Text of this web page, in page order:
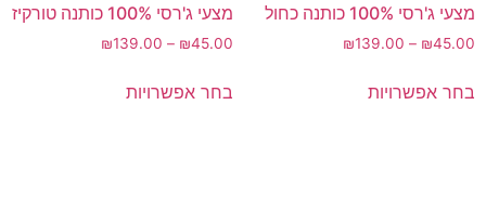
מצעי ג'רסי 100% כותנה כחול
₪45.00
–
₪139.00
בחר אפשרויות
מצעי ג'רסי 100% כותנה טורקיז
₪45.00
–
₪139.00
בחר אפשרויות